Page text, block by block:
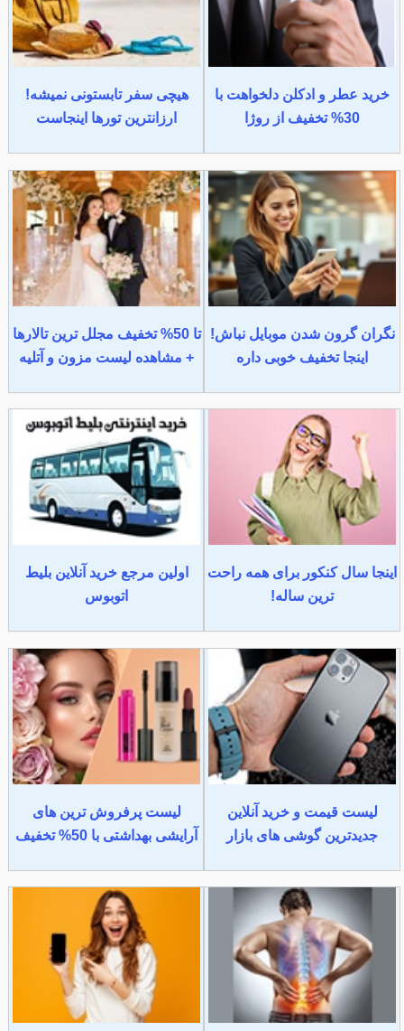
خرید عطر و ادکلن دلخواهت با
30% تخفیف از روژا
هیچی سفر تابستونی نمیشه!
ارزانترین تورها اینجاست
نگران گرون شدن موبایل نباش!
اینجا تخفیف خوبی داره
تا 50% تخفیف مجلل ترین تالارها
+ مشاهده لیست مزون و آتلیه
اینجا سال کنکور برای همه راحت
ترین ساله!
اولین مرجع خرید آنلاین بلیط
اتوبوس
لیست قیمت و خرید آنلاین
جدیدترین گوشی های بازار
لیست پرفروش ترین های
آرایشی بهداشتی با 50% تخفیف